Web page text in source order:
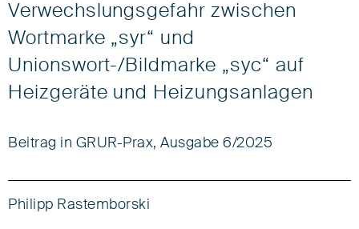
Verwechslungsgefahr zwischen
Wortmarke „syr“ und
Unionswort-/Bildmarke „syc“ auf
Heizgeräte und Heizungsanlagen
Beitrag in GRUR-Prax, Ausgabe 6/2025
Philipp Rastemborski